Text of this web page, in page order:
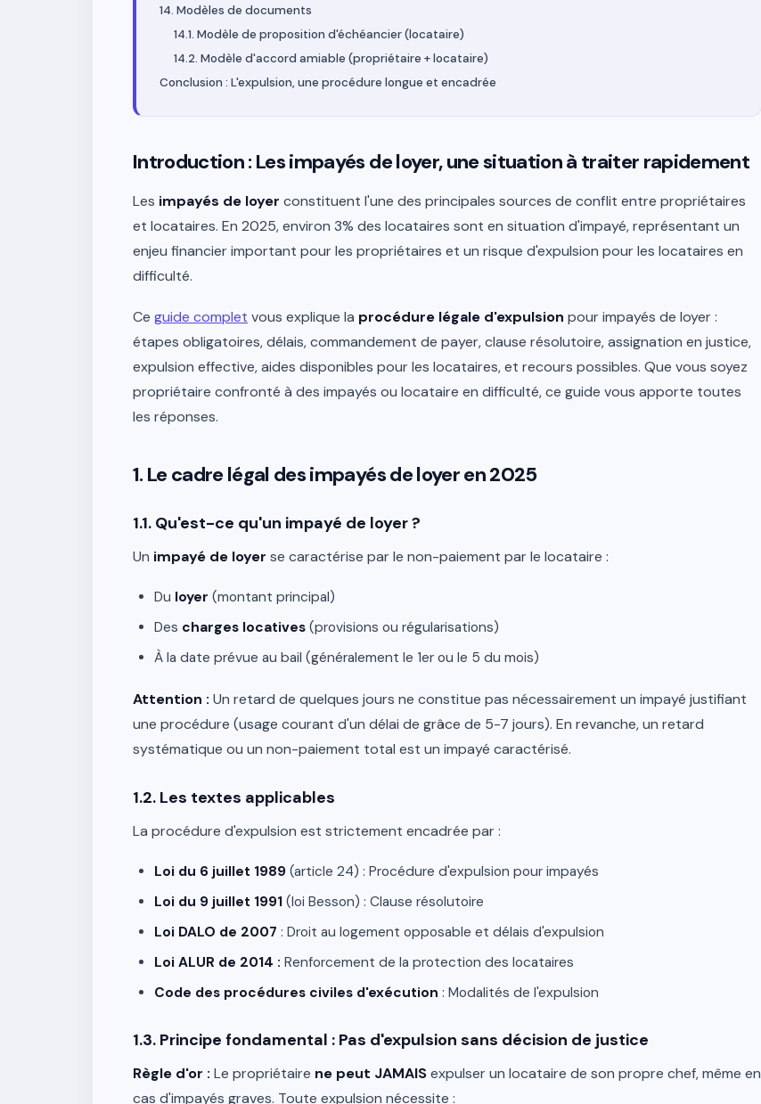
14. Modèles de documents
14.1. Modèle de proposition d'échéancier (locataire)
14.2. Modèle d'accord amiable (propriétaire + locataire)
Conclusion : L'expulsion, une procédure longue et encadrée
Introduction : Les impayés de loyer, une situation à traiter rapidement
Les impayés de loyer constituent l'une des principales sources de conflit entre propriétaires
et locataires. En 2025, environ 3% des locataires sont en situation d'impayé, représentant un
enjeu financier important pour les propriétaires et un risque d'expulsion pour les locataires en
difficulté.
Ce guide complet vous explique la procédure légale d'expulsion pour impayés de loyer :
étapes obligatoires, délais, commandement de payer, clause résolutoire, assignation en justice,
expulsion effective, aides disponibles pour les locataires, et recours possibles. Que vous soyez
propriétaire confronté à des impayés ou locataire en difficulté, ce guide vous apporte toutes
les réponses.
1. Le cadre légal des impayés de loyer en 2025
1.1. Qu'est-ce qu'un impayé de loyer ?
Un impayé de loyer se caractérise par le non-paiement par le locataire :
Du loyer (montant principal)
Des charges locatives (provisions ou régularisations)
À la date prévue au bail (généralement le 1er ou le 5 du mois)
Attention : Un retard de quelques jours ne constitue pas nécessairement un impayé justifiant
une procédure (usage courant d'un délai de grâce de 5-7 jours). En revanche, un retard
systématique ou un non-paiement total est un impayé caractérisé.
1.2. Les textes applicables
La procédure d'expulsion est strictement encadrée par :
Loi du 6 juillet 1989 (article 24) : Procédure d'expulsion pour impayés
Loi du 9 juillet 1991 (loi Besson) : Clause résolutoire
Loi DALO de 2007 : Droit au logement opposable et délais d'expulsion
Loi ALUR de 2014 : Renforcement de la protection des locataires
Code des procédures civiles d'exécution : Modalités de l'expulsion
1.3. Principe fondamental : Pas d'expulsion sans décision de justice
Règle d'or : Le propriétaire ne peut JAMAISexpulser un locataire de son propre chef, même en
cas d'impayés graves. Toute expulsion nécessite :